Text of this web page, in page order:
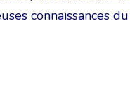
connaissances